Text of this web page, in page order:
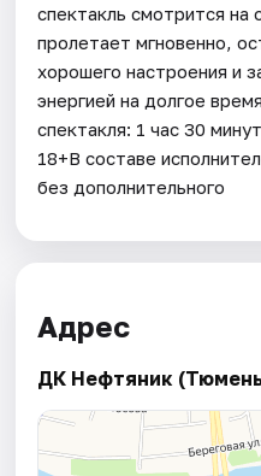
спектакль смотрится на
пролетает мгновенно,
хорошего настроения и
энергией на долгое
спектакля: 1 час 30
18+В составе
без дополнительного
Адрес
ДК Нефтяник